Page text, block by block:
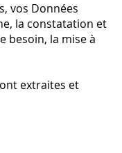
vos Données
la constatation et
besoin, la mise à
extraites et